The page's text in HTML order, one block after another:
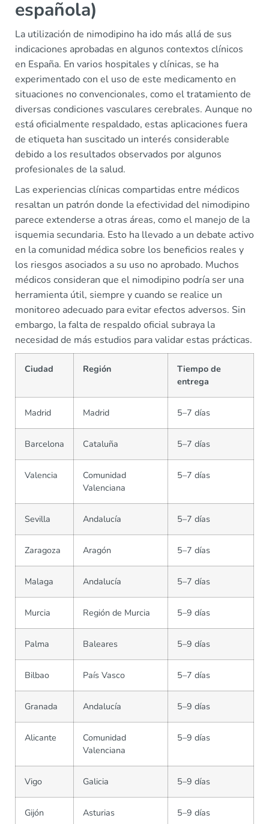
española)
La utilización de nimodipino ha ido más allá de sus
indicaciones aprobadas en algunos contextos clínicos
en España. En varios hospitales y clínicas, se ha
experimentado con el uso de este medicamento en
situaciones no convencionales, como el tratamiento de
diversas condiciones vasculares cerebrales. Aunque no
está oficialmente respaldado, estas aplicaciones fuera
de etiqueta han suscitado un interés considerable
debido a los resultados observados por algunos
profesionales de la salud.
Las experiencias clínicas compartidas entre médicos
resaltan un patrón donde la efectividad del nimodipino
parece extenderse a otras áreas, como el manejo de la
isquemia secundaria. Esto ha llevado a un debate activo
en la comunidad médica sobre los beneficios reales y
los riesgos asociados a su uso no aprobado. Muchos
médicos consideran que el nimodipino podría ser una
herramienta útil, siempre y cuando se realice un
monitoreo adecuado para evitar efectos adversos. Sin
embargo, la falta de respaldo oficial subraya la
necesidad de más estudios para validar estas prácticas.
Ciudad Región
Tiempo de
entrega
Madrid Madrid 5–7 días
Barcelona Cataluña 5–7 días
Valencia
Comunidad
Valenciana
5–7 días
Sevilla Andalucía 5–7 días
Zaragoza Aragón 5–7 días
Malaga Andalucía 5–7 días
Murcia Región de Murcia 5–9 días
Palma Baleares 5–9 días
Bilbao País Vasco 5–7 días
Granada Andalucía 5–9 días
Alicante
Comunidad
Valenciana
5–9 días
Vigo Galicia 5–9 días
Gijón Asturias 5–9 días